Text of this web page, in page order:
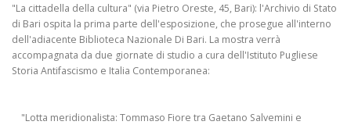
"La cittadella della cultura" (via Pietro Oreste, 45, Bari): l'Archivio di Stato
di Bari ospita la prima parte dell'esposizione, che prosegue all'interno
dell'adiacente Biblioteca Nazionale Di Bari. La mostra verrà
accompagnata da due giornate di studio a cura dell'Istituto Pugliese
Storia Antifascismo e Italia Contemporanea:
"Lotta meridionalista: Tommaso Fiore tra Gaetano Salvemini e